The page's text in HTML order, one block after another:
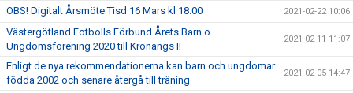
OBS! Digitalt Årsmöte Tisd 16 Mars kl 18.00 2021-02-22 10:06
Västergötland Fotbolls Förbund Årets Barn o
Ungdomsförening 2020 till Kronängs IF
2021-02-11 11:07
Enligt de nya rekommendationerna kan barn och ungdomar
födda 2002 och senare återgå till träning
2021-02-05 14:47